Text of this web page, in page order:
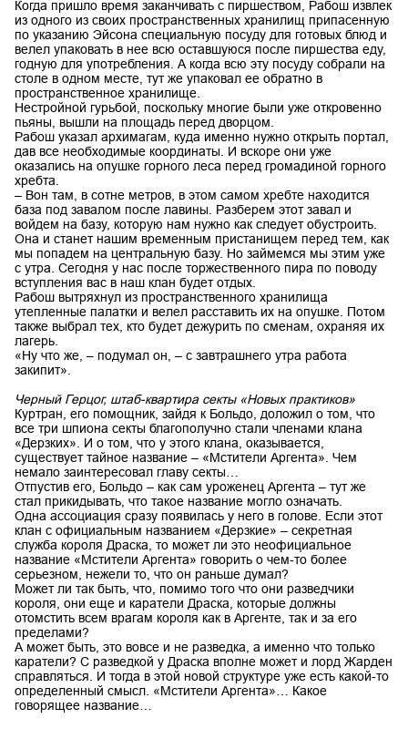
Когда пришло время заканчивать с пиршеством, Рабош извлек
из одного из своих пространственных хранилищ припасенную
по указанию Эйсона специальную посуду для готовых блюд и
велел упаковать в нее всю оставшуюся после пиршества еду,
годную для употребления. А когда всю эту посуду собрали на
столе в одном месте, тут же упаковал ее обратно в
пространственное хранилище.
Нестройной гурьбой, поскольку многие были уже откровенно
пьяны, вышли на площадь перед дворцом.
Рабош указал архимагам, куда именно нужно открыть портал,
дав все необходимые координаты. И вскоре они уже
оказались на опушке горного леса перед громадиной горного
хребта.
– Вон там, в сотне метров, в этом самом хребте находится
база под завалом после лавины. Разберем этот завал и
войдем на базу, которую нам нужно как следует обустроить.
Она и станет нашим временным пристанищем перед тем, как
мы попадем на центральную базу. Но займемся мы этим уже
с утра. Сегодня у нас после торжественного пира по поводу
вступления вас в наш клан будет отдых.
Рабош вытряхнул из пространственного хранилища
утепленные палатки и велел расставить их на опушке. Потом
также выбрал тех, кто будет дежурить по сменам, охраняя их
лагерь.
«Ну что же, – подумал он, – с завтрашнего утра работа
закипит».
Черный Герцог, штаб-квартира секты «Новых практиков»
Куртран, его помощник, зайдя к Больдо, доложил о том, что
все три шпиона секты благополучно стали членами клана
«Дерзких». И о том, что у этого клана, оказывается,
существует тайное название – «Мстители Аргента». Чем
немало заинтересовал главу секты…
Отпустив его, Больдо – как сам уроженец Аргента – тут же
стал прикидывать, что такое название могло означать.
Одна ассоциация сразу появилась у него в голове. Если этот
клан с официальным названием «Дерзкие» – секретная
служба короля Драска, то может ли это неофициальное
название «Мстители Аргента» говорить о чем-то более
серьезном, нежели то, что он раньше думал?
Может ли так быть, что, помимо того что они разведчики
короля, они еще и каратели Драска, которые должны
отомстить всем врагам короля как в Аргенте, так и за его
пределами?
А может быть, это вовсе и не разведка, а именно что только
каратели? С разведкой у Драска вполне может и лорд Жарден
справляться. И тогда в этой новой структуре уже есть какой-то
определенный смысл. «Мстители Аргента»… Какое
говорящее название…